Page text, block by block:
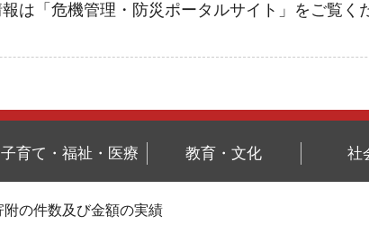
は「危機管理・防災ポータルサイト」をご覧く
子育て・福祉・医療 教育・文化 社
附の件数及び金額の実績